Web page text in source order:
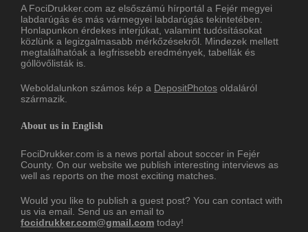
A FociDrukker.com az elsőszámú hírportál a Fejér megyei
labdarúgás és más vármegyei labdarúgás tekintetében.
Honlapunkon érdekes interjúkat, valamint tudósításokat
közlünk a legizgalmasabb mérkőzésekről. Mindezek mellett
megtalálhatóak a legfrissebb eredmények, tabellák és
góllövőlisták is.
Weboldalunkon számos kép a DepositPhotos oldaláról
származik.
About us in English
FociDrukker.com is a news portal about soccer in Fejér
County. On our website we publish interesting interviews as
well as reports on the most exciting matches.
Would you like to publish a guest post? You can contact with
us via email. Send us an email to
focidrukker.com@gmail.com today!